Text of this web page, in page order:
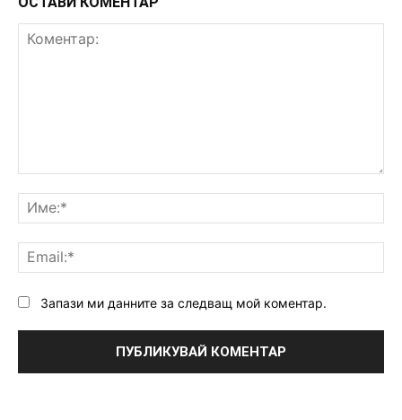
Запази ми данните за следващ мой коментар.